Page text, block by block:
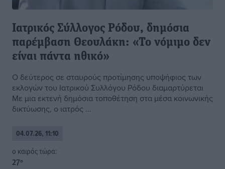
Ιατρικός Σύλλογος Ρόδου, δημόσια
παρέμβαση Θεουλάκη: «Το νόμιμο δεν
είναι πάντα ηθικό»
Ο δεύτερος σε σταυρούς προτίμησης υποψήφιος των
εκλογών του Ιατρικού Συλλόγου Ρόδου διαμαρτύρεται
Με μια εκτενή δημόσια τοποθέτηση στα μέσα κοινωνικής
δικτύωσης, ο ιατρός ...
04.07.26, 11:10
o καιρός τώρα:
27°